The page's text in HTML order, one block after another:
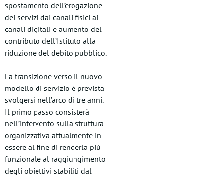
spostamento dell’erogazione
dei servizi dai canali fisici ai
canali digitali e aumento del
contributo dell’Istituto alla
riduzione del debito pubblico.
La transizione verso il nuovo
modello di servizio è prevista
svolgersi nell’arco di tre anni.
Il primo passo consisterà
nell’intervento sulla struttura
organizzativa attualmente in
essere al fine di renderla più
funzionale al raggiungimento
degli obiettivi stabiliti dal